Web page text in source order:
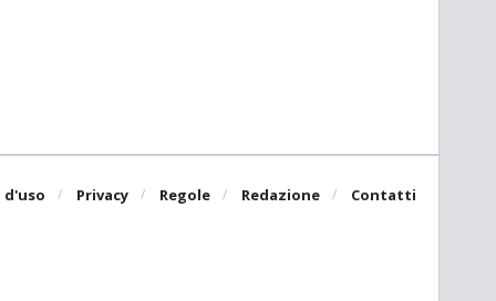
d'uso Privacy Regole Redazione Contatti